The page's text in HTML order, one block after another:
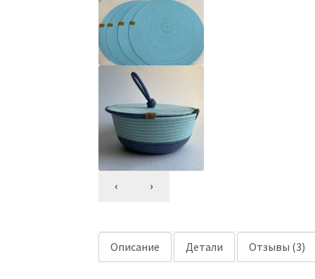
‹ ›
Описание Детали Отзывы (3)